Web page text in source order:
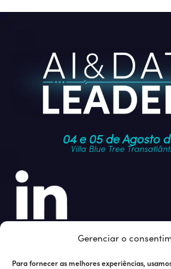
Gerenciar o
Para fornecer as melhores experiências,
04 e 05 de Agosto
Villa Blue Tree
Junte-se à nossa comunidade